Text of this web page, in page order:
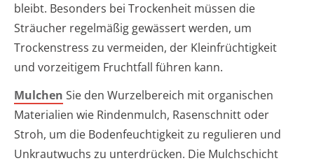
bleibt. Besonders bei Trockenheit müssen die
Sträucher regelmäßig gewässert werden, um
Trockenstress zu vermeiden, der Kleinfrüchtigkeit
und vorzeitigem Fruchtfall führen kann.
Mulchen Sie den Wurzelbereich mit organischen
Materialien wie Rindenmulch, Rasenschnitt oder
Stroh, um die Bodenfeuchtigkeit zu regulieren und
Unkrautwuchs zu unterdrücken. Die Mulchschicht